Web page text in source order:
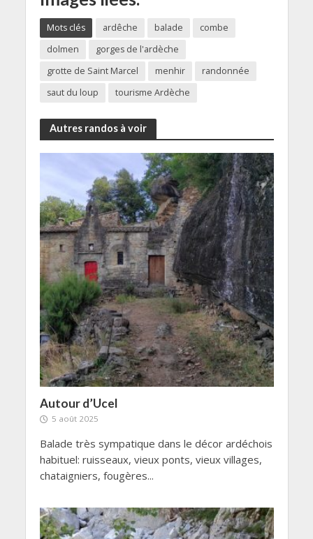
Mots clés ardêche balade
combe
dolmen
gorges de l'ardèche
grotte de Saint Marcel
menhir
randonnée
saut du loup
tourisme Ardèche
Autres randos à voir
Autour d’Ucel
5 août 2025
Balade très sympatique dans le décor ardéchois
habituel: ruisseaux, vieux ponts, vieux villages,
chataigniers, fougères...